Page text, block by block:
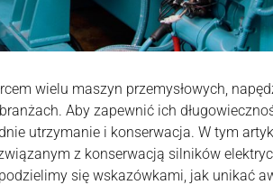
wielu maszyn przemysłowych,
Aby zapewnić ich
utrzymanie i konserwacja. W tym
z konserwacją silników
się wskazówkami, jak unikać